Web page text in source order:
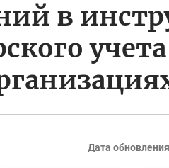
в
Дата